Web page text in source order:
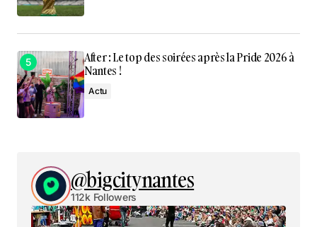
After : Le top des soirées après la Pride 2026 à
Nantes !
Actu
@bigcitynantes
112k Followers